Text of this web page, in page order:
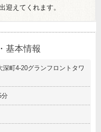
迎えてくれます。
基本情報
深町4-20グランフロントタワ